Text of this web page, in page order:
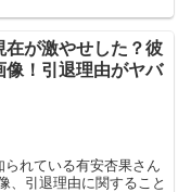
在が激やせした？彼
像！引退理由がヤバ
れている有安杏果さん
、引退理由に関すること